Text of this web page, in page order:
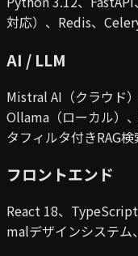
対応）、Redis、
AI / LLM
Mistral AI（クラウド
Ollama（ローカル）
タフィルタ付きRAG検
フロントエンド
React 18、
malデザインシステ